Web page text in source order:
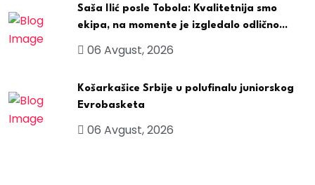
Saša Ilić posle Tobola: Kvalitetnija smo
ekipa, na momente je izgledalo odlično...
06 Avgust, 2026
Košarkašice Srbije u polufinalu juniorskog
Evrobasketa
06 Avgust, 2026